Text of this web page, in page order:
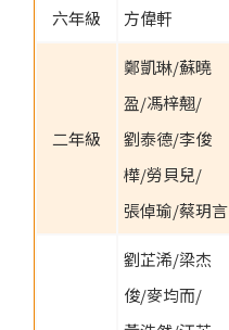
六年級 方偉軒
二年級
鄭凱琳/蘇曉
盈/馮梓翹/
劉泰德/李俊
樺/勞貝兒/
張倬瑜/蔡玥言
劉芷浠/梁杰
俊/麥均而/